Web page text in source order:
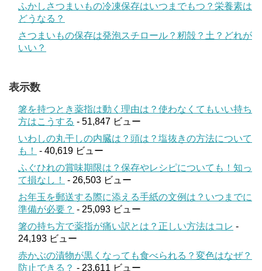
ふかしさつまいもの冷凍保存はいつまでもつ？栄養素は
どうなる？
さつまいもの保存は発泡スチロール？籾殻？土？どれが
いい？
表示数
箸を持つとき薬指は動く理由は？使わなくてもいい持ち
方はこうする - 51,847 ビュー
いわしの丸干しの内臓は？頭は？塩抜きの方法について
も！
- 40,619 ビュー
ふぐひれの賞味期限は？保存やレシピについても！知っ
て損なし！
- 26,503 ビュー
お年玉を郵送する際に添える手紙の文例は？いつまでに
準備が必要？ - 25,093 ビュー
箸の持ち方で薬指が痛い訳とは？正しい方法はコレ -
24,193 ビュー
赤かぶの漬物が黒くなっても食べられる？変色はなぜ？
防止できる？ - 23,611 ビュー